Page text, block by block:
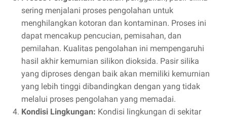
sering menjalani proses pengolahan untuk
menghilangkan kotoran dan kontaminan. Proses ini
dapat mencakup pencucian, pemisahan, dan
pemilahan. Kualitas pengolahan ini mempengaruhi
hasil akhir kemurnian silikon dioksida. Pasir silika
yang diproses dengan baik akan memiliki kemurnian
yang lebih tinggi dibandingkan dengan yang tidak
melalui proses pengolahan yang memadai.
Kondisi Lingkungan: Kondisi lingkungan di sekitar